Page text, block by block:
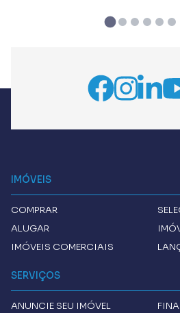
IMÓVEIS
COMPRAR
ALUGAR
IMÓVEIS COMERCIAIS
SERVIÇOS
ANUNCIE SEU IMÓVEL